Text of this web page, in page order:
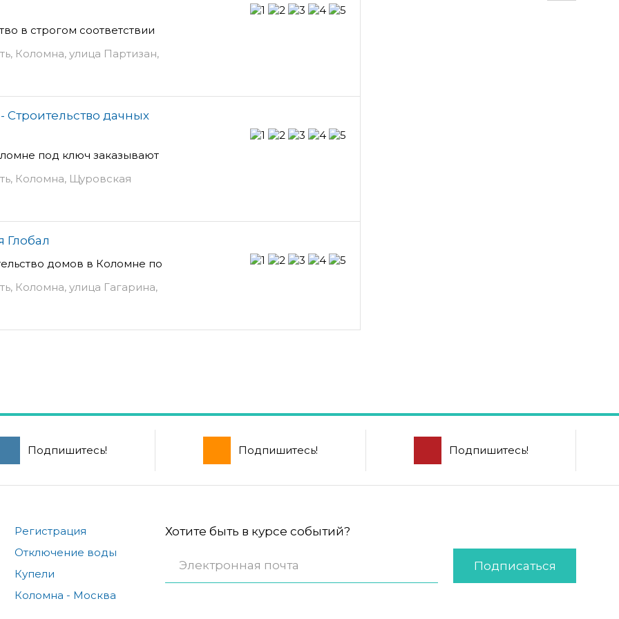
в строгом соответствии
Коломна, улица Партизан,
дачных
под ключ заказывают
Коломна, Щуровская
Глобал
домов в Коломне по
Коломна, улица Гагарина,
Подпишитесь! Подпишитесь! Подпишитесь!
Регистрация
Отключение воды
Купели
Коломна - Москва
Хотите быть в курсе событий?
Подписаться